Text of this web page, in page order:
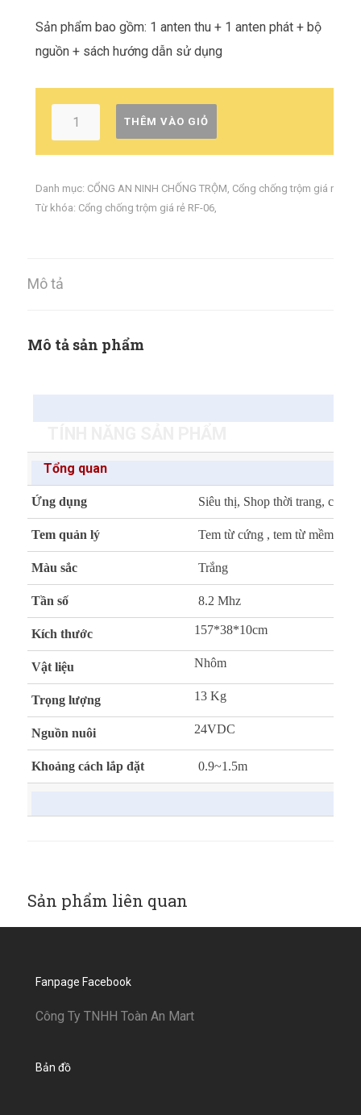
Sản phẩm bao gồm: 1 anten thu + 1 anten phát + bộ
nguồn + sách hướng dẫn sử dụng
THÊM VÀO GIỎ
Danh mục: CỔNG AN NINH CHỐNG TRỘM, Cổng chống trộm giá rẻ
Từ khóa: Cổng chống trộm giá rẻ RF-06,
Mô tả
Mô tả sản phẩm
Tổng quan
Ứng dụng Siêu thị, Shop thời trang, cửa
Tem quản lý Tem từ cứng , tem từ mềm
Màu sắc Trắng
Tần số 8.2 Mhz
Kích thước 157*38*10cm
Vật liệu Nhôm
Trọng lượng 13 Kg
Nguồn nuôi 24VDC
Khoảng cách lắp đặt 0.9~1.5m
Sản phẩm liên quan
Fanpage Facebook
Công Ty TNHH Toàn An Mart
Bản đồ